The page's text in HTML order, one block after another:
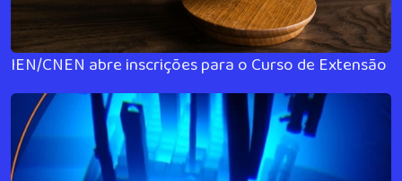
IEN/CNEN abre inscrições para o Curso de Extensão